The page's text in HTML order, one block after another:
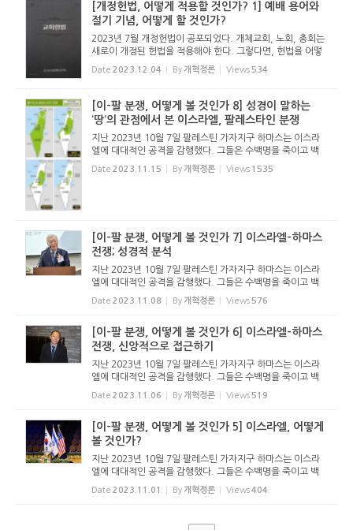
[개정헌법, 어떻게 적용할 것인가? 1] 예배 용어와
절기 기념, 어떻게 할 것인가?
2023년 7월 개정헌법이 공포되었다. 개체교회, 노회, 총회는
새로이 개정된 헌법을 적용해야 한다. 그렇다면, 헌법을 어떻
게 적용해야 할까? 개혁정론은 예배, 시편찬송, 미혼자 임직,
명예직, 시찰, 교회직원의 윤리 문제 등 새로운 헌법을 어떻게
Date 2023.12.04 By 개혁정론 Views 534
[이-팔 분쟁, 어떻게 볼 것인가 8] 성경이 말하는
‘땅’의 관점에서 본 이스라엘, 팔레스타인 분쟁
지난 2023년 10월 7일 팔레스틴 가자지구 하마스는 이스라
엘에 대대적인 공격을 감행했다. 그들은 수백명을 죽이고 백
수십명을 인질로 잡아갔다. 러시아의 우크라이나 침공으로 온
세계가 전쟁통을 겪고 있는데, 중동에 새로운 전쟁이 발생할
Date 2023.11.15 By 개혁정론 Views 1535
[이-팔 분쟁, 어떻게 볼 것인가 7] 이스라엘-하마스
전쟁; 성경적 분석
지난 2023년 10월 7일 팔레스틴 가자지구 하마스는 이스라
엘에 대대적인 공격을 감행했다. 그들은 수백명을 죽이고 백
수십명을 인질로 잡아갔다. 러시아의 우크라이나 침공으로 온
세계가 전쟁통을 겪고 있는데, 중동에 새로운 전쟁이 발생할
Date 2023.11.08 By 개혁정론 Views 576
[이-팔 분쟁, 어떻게 볼 것인가 6] 이스라엘-하마스
전쟁, 신앙적으로 접근하기
지난 2023년 10월 7일 팔레스틴 가자지구 하마스는 이스라
엘에 대대적인 공격을 감행했다. 그들은 수백명을 죽이고 백
수십명을 인질로 잡아갔다. 러시아의 우크라이나 침공으로 온
세계가 전쟁통을 겪고 있는데, 중동에 새로운 전쟁이 발생할
Date 2023.11.06 By 개혁정론 Views 519
[이-팔 분쟁, 어떻게 볼 것인가 5] 이스라엘, 어떻게
볼 것인가?
지난 2023년 10월 7일 팔레스틴 가자지구 하마스는 이스라
엘에 대대적인 공격을 감행했다. 그들은 수백명을 죽이고 백
수십명을 인질로 잡아갔다. 러시아의 우크라이나 침공으로 온
세계가 전쟁통을 겪고 있는데, 중동에 새로운 전쟁이 발생할
Date 2023.11.01 By 개혁정론 Views404